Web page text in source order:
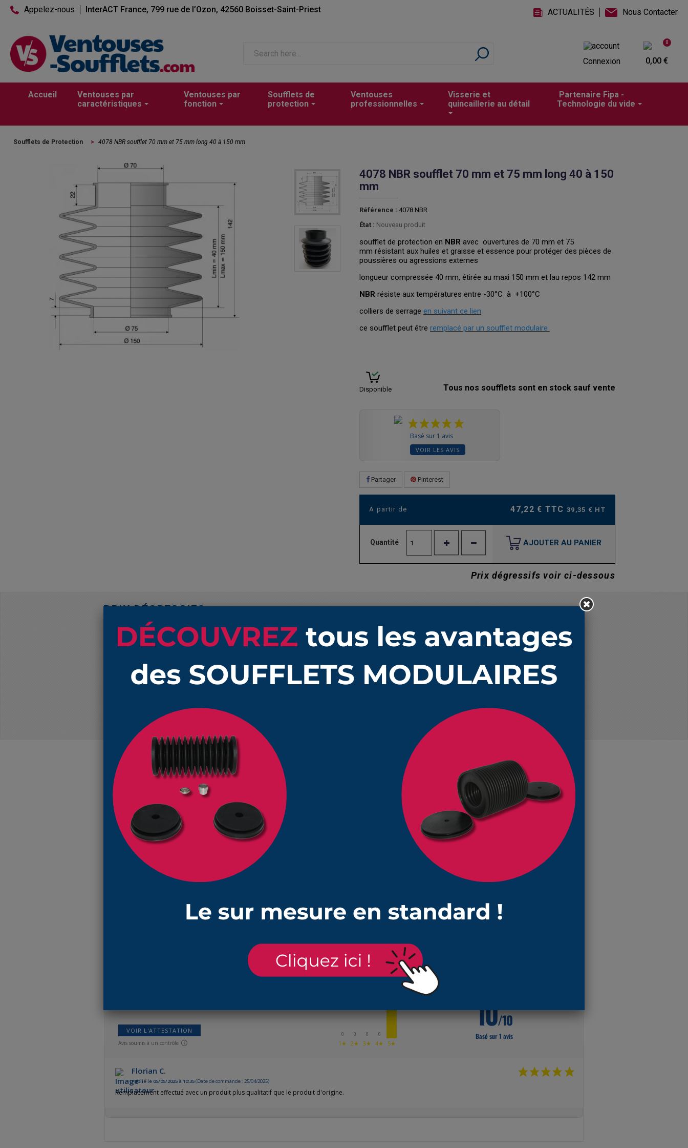
Appelez-nous InterACT France, 799 rue de l’Ozon, 42560 Boisset-Saint-Priest ACTUALITÉS Nous Contacter
Connexion
0
0,00 €
Accueil
Ventouses par
caractéristiques
Ventouses par
fonction
Soufflets de
protection
Ventouses
professionnelles
Visserie et
quincaillerie au détail
Partenaire Fipa -
Technologie du vide
Soufflets de Protection > 4078 NBR soufflet 70 mm et 75 mm long 40 à 150 mm
4078 NBR soufflet 70 mm et 75 mm long 40 à 150
mm
Référence : 4078 NBR
État : Nouveau produit
soufflet de protection en NBR avec ouvertures de 70 mm et 75
mm résistant aux huiles et graisse et essence pour protéger des pièces de
poussières ou agressions externes
longueur compressée 40 mm, étirée au maxi 150 mm et lau repos 142 mm
NBR résiste aux températures entre -30°C à +100°C
colliers de serrage en suivant ce lien
ce soufflet peut être remplacé par un soufflet modulaire
Disponible Tous nos soufflets sont en stock sauf vente
Basé sur 1 avis
VOIR LES AVIS
Partager Pinterest
A partir de 47,22 € TTC 39,35 € HT
Quantité AJOUTER AU PANIER
Prix dégressifs voir ci-dessous
PRIX DÉGRESSIFS
Produits Quantité Prix unitaire HT Prix unitaire TTC
4078 NBR soufflet 70 mm et 75 mm long 40 à 150 mm 10 44,14 € 52,97 €
4078 NBR soufflet 70 mm et 75 mm long 40 à 150 mm 47,22 €
EN SAVOIR PLUS
Réf: 4078 NBR
soufflet de protection en
NBRavec ouvertures de diamètres 70 mm et 75 mm pour protéger des pièces de poussières ou agressions
externes
la longueur minimum 40 mm et longueur maximale 150 mm et longueur hors tout au repos 142 mm
la matièreNBR
résiste aux huiles, graisses et essence et aux températures entre -30°C à +100°C
vous trouverez les colliers de serrage adaptés à la fixation de ce soufflet
AVIS À PROPOS DU PRODUIT
VOIR L'ATTESTATION
Avis soumis à un contrôle
0
1★
0
2★
0
3★
0
4★ 5★
10/10
Basé sur 1 avis
Florian C.
Publié le 05/05/2025 à 10:35(Date de commande : 25/04/2025)
Remplacement effectué avec un produit plus qualitatif que le produit d'origine.